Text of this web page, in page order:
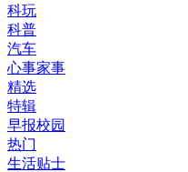
科玩
科普
汽车
心事家事
精选
特辑
早报校园
热门
生活贴士